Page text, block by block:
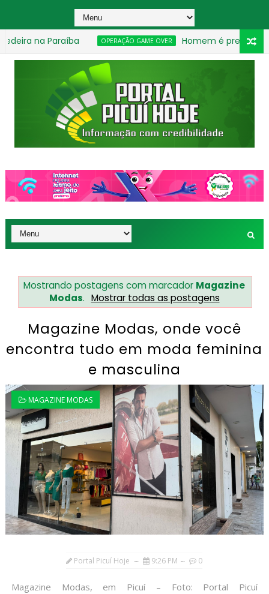
Paraíba OPERAÇÃO GAME OVER
Homem é preso suspeito
João Pessoa
Mostrando postagens com marcador Magazine
Modas. Mostrar todas as postagens
Magazine Modas, onde você
encontra tudo em moda feminina
e masculina
MAGAZINE MODAS
Portal Picuí Hoje 9:26 PM 0
Magazine Modas, em Picuí – Foto: Portal Picuí